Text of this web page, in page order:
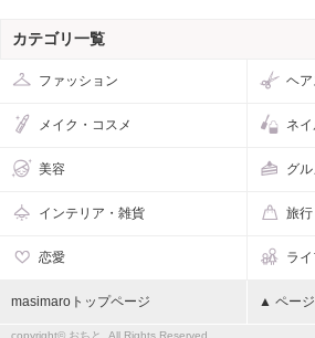
カテゴリ一覧
ファッション ヘ
メイク・コスメ ネ
美容 グ
インテリア・雑貨 旅
恋愛 ラ
masimaroトップページ ▲ ペー
copyright© おちと, All Rights Reserved.